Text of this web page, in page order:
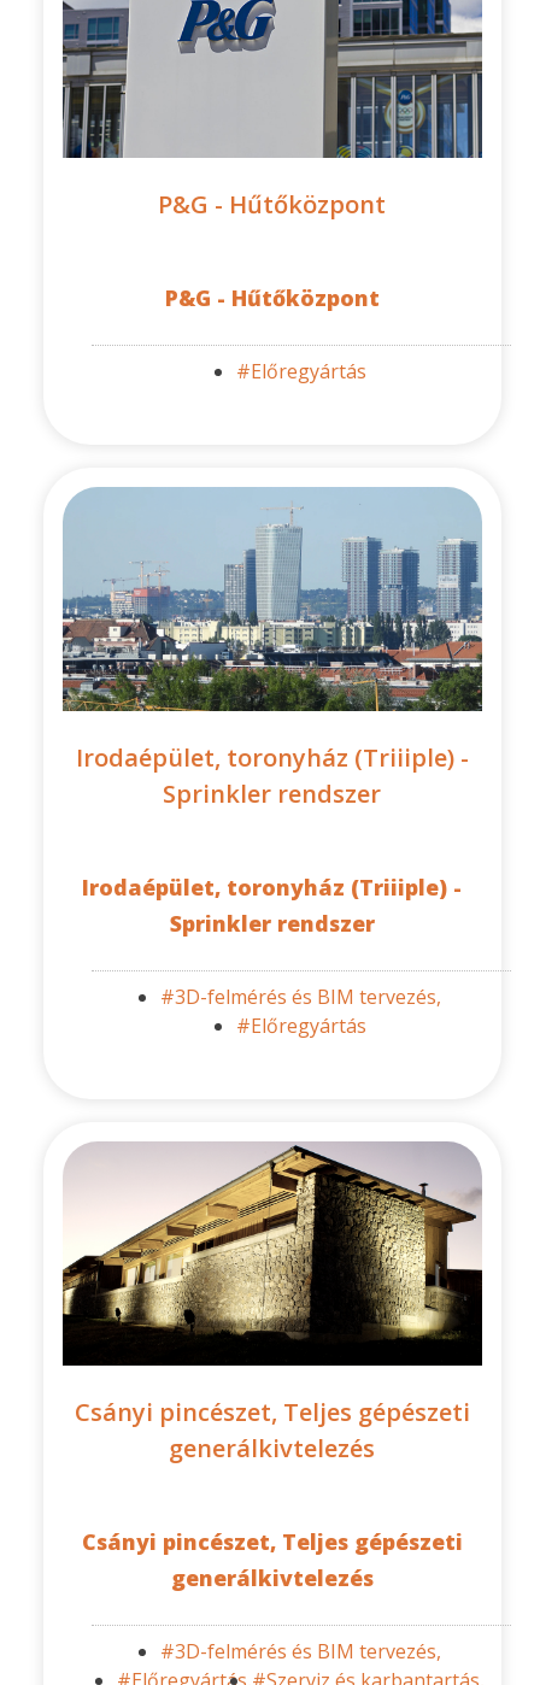
P&G - Hűtőközpont
P&G - Hűtőközpont
#Előregyártás
Irodaépület, toronyház (Triiiple) -
Sprinkler rendszer
Irodaépület, toronyház (Triiiple) -
Sprinkler rendszer
#3D-felmérés és BIM tervezés,
#Előregyártás
Csányi pincészet, Teljes gépészeti
generálkivtelezés
Csányi pincészet, Teljes gépészeti
generálkivtelezés
#3D-felmérés és BIM tervezés,